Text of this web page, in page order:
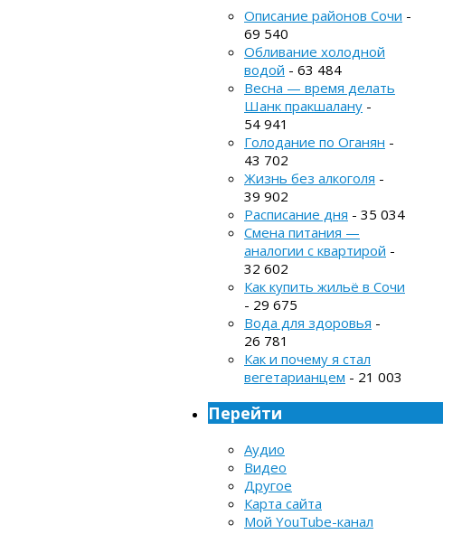
Описание районов Сочи -
69 540
Обливание холодной
водой - 63 484
Весна — время делать
Шанк пракшалану -
54 941
Голодание по Оганян -
43 702
Жизнь без алкоголя -
39 902
Расписание дня - 35 034
Смена питания —
аналогии с квартирой -
32 602
Как купить жильё в Сочи
- 29 675
Вода для здоровья -
26 781
Как и почему я стал
вегетарианцем - 21 003
Перейти
Аудио
Видео
Другое
Карта сайта
Мой YouTube-канал